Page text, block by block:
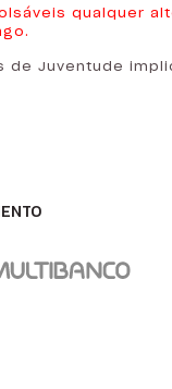
qualquer
de Juventude